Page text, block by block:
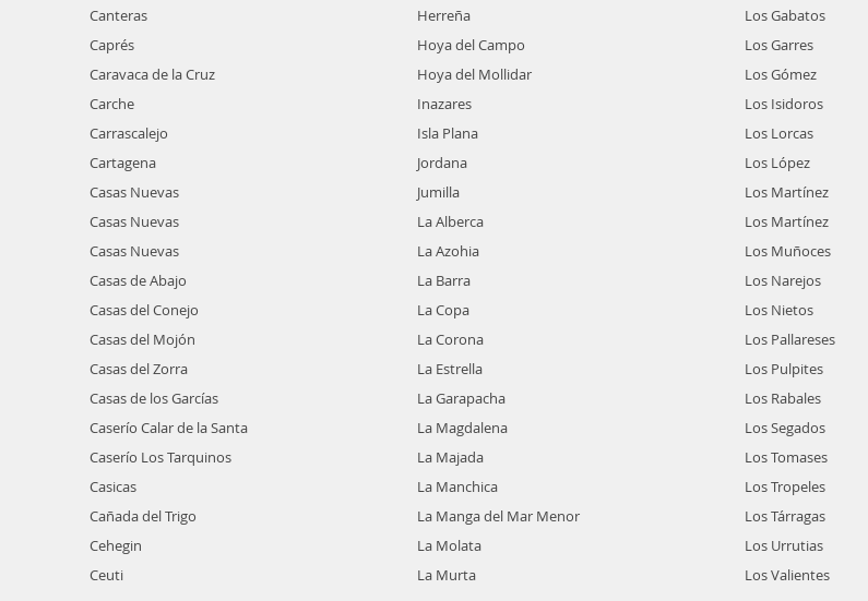
Canteras
Caprés
Caravaca de la Cruz
Carche
Carrascalejo
Cartagena
Casas Nuevas
Casas Nuevas
Casas Nuevas
Casas de Abajo
Casas del Conejo
Casas del Mojón
Casas del Zorra
Casas de los Garcías
Caserío Calar de la Santa
Caserío Los Tarquinos
Casicas
Cañada del Trigo
Cehegin
Ceuti
Herreña
Hoya del Campo
Hoya del Mollidar
Inazares
Isla Plana
Jordana
Jumilla
La Alberca
La Azohia
La Barra
La Copa
La Corona
La Estrella
La Garapacha
La Magdalena
La Majada
La Manchica
La Manga del Mar Menor
La Molata
La Murta
Los Gabatos
Los Garres
Los Gómez
Los Isidoros
Los Lorcas
Los López
Los Martínez
Los Martínez
Los Muñoces
Los Narejos
Los Nietos
Los Pallareses
Los Pulpites
Los Rabales
Los Segados
Los Tomases
Los Tropeles
Los Tárragas
Los Urrutias
Los Valientes